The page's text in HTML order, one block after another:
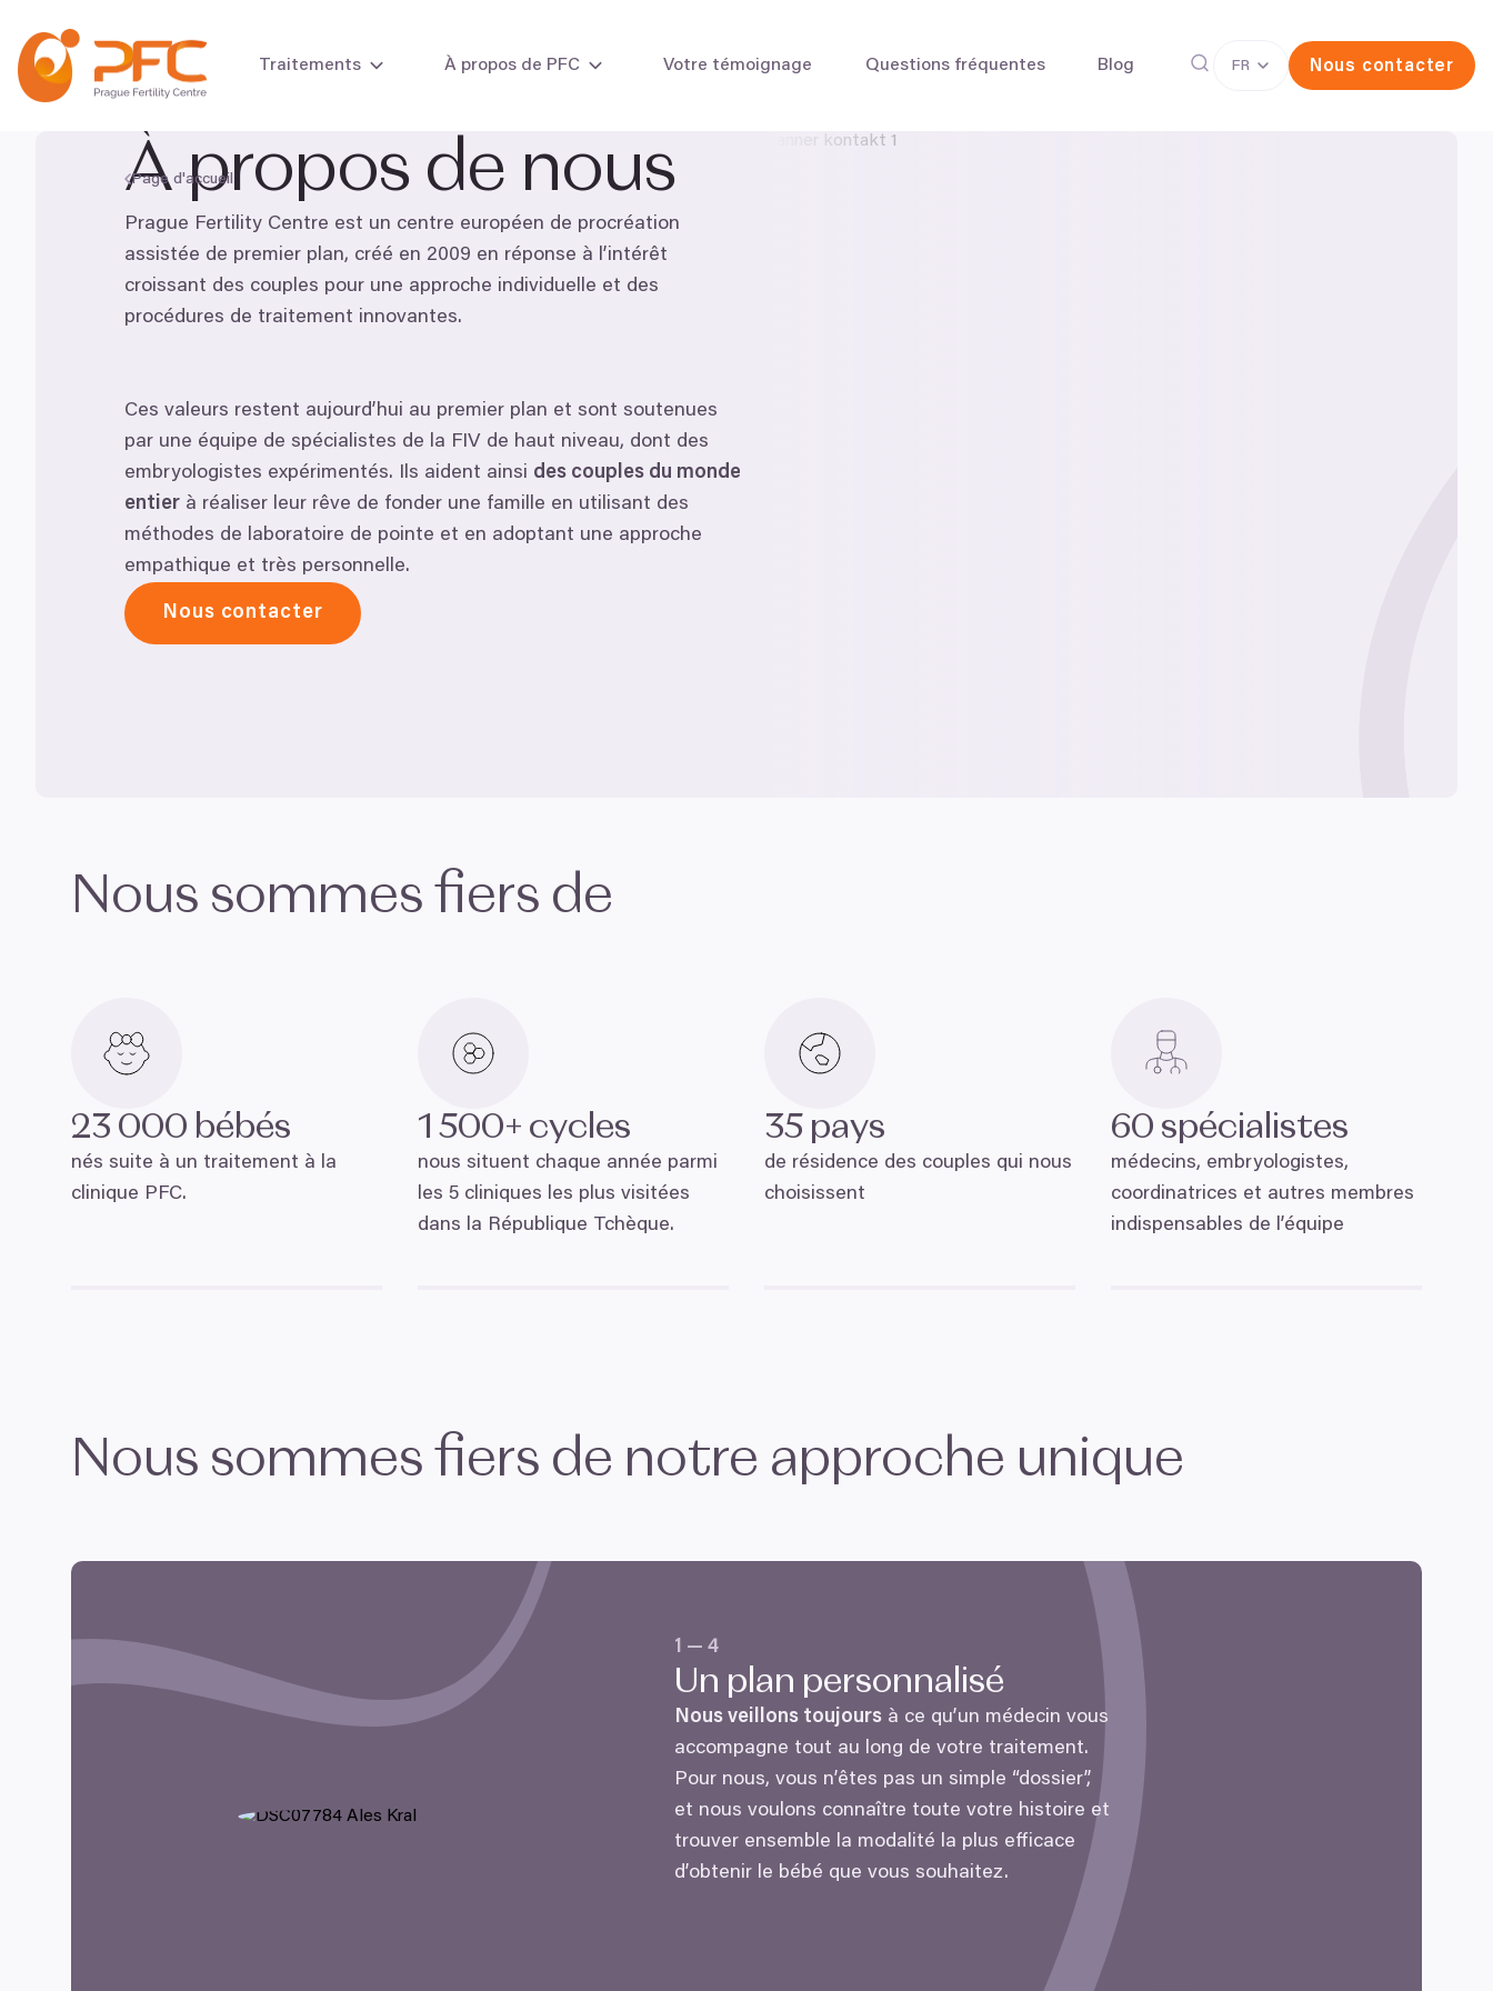
Traitements
Bilan de fertilité chez la femme L'insémination intra-utérine (IIU)
La FIV avec vos propres ovocytes
La FIV combinée
À propos de PFC Votre témoignage Questions fréquentes Blog FR Nous contacter
Page d'accueil
À propos de nous
Prague Fertility Centre est un centre européen de procréation
assistée de premier plan, créé en 2009 en réponse à l’intérêt
croissant des couples pour une approche individuelle et des
procédures de traitement innovantes.
Ces valeurs restent aujourd’hui au premier plan et sont soutenues
par une équipe de spécialistes de la FIV de haut niveau, dont des
embryologistes expérimentés. Ils aident ainsi des couples du monde
entier à réaliser leur rêve de fonder une famille en utilisant des
méthodes de laboratoire de pointe et en adoptant une approche
empathique et très personnelle.
Nous contacter
Nous sommes fiers de
23 000 bébés
nés suite à un traitement à la
clinique PFC.
1 500+ cycles
nous situent chaque année parmi
les 5 cliniques les plus visitées
dans la République Tchèque.
35 pays
de résidence des couples qui nous
choisissent
60 spécialistes
médecins, embryologistes,
coordinatrices et autres membres
indispensables de l’équipe
Nous sommes fiers de notre approche unique
1 — 4
Un plan personnalisé
Nous veillons toujours à ce qu’un médecin vous
accompagne tout au long de votre traitement.
Pour nous, vous n’êtes pas un simple “dossier”,
et nous voulons connaître toute votre histoire et
trouver ensemble la modalité la plus efficace
d’obtenir le bébé que vous souhaitez.